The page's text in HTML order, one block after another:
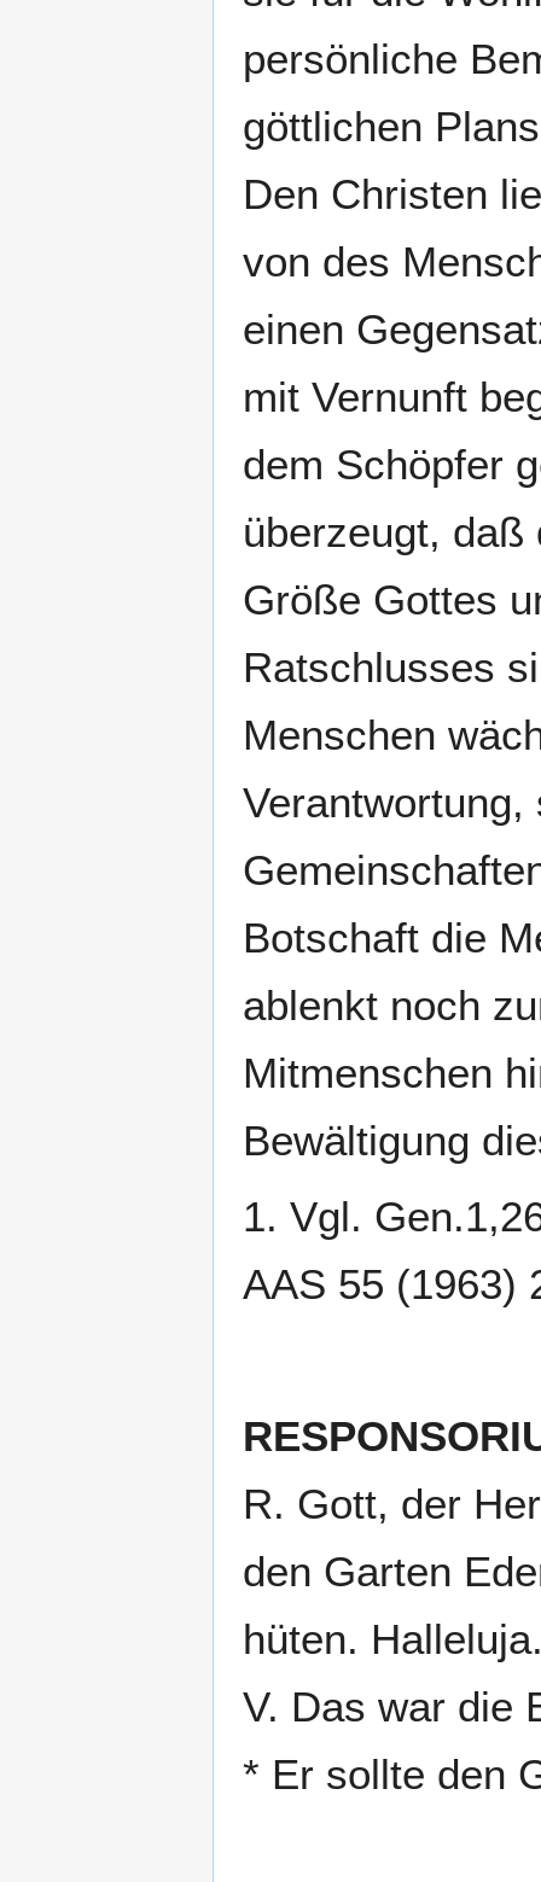
persönliche
göttlichen
Den Christen
von des
einen
mit Vernunft
dem Schöpfer
überzeugt, daß
Größe Gottes
Ratschlusses
Menschen
Botschaft die
ablenkt noch
Mitmenschen
Bewältigung
1. Vgl.
AAS 55 (1963)
R. Gott, der
den Garten
hüten.
V. Das war die
* Er sollte den